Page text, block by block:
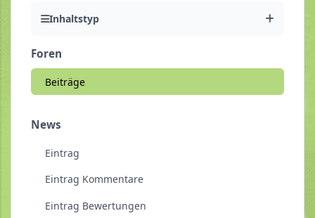
Inhaltstyp
Foren
Beiträge
News
Eintrag
Eintrag Kommentare
Eintrag Bewertungen